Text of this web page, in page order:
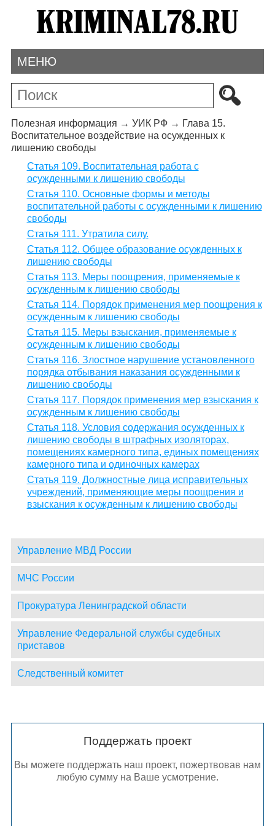
МЕНЮ
Полезная информация → УИК РФ→ Глава 15.
Воспитательное воздействие на осужденных к
лишению свободы
Статья 109. Воспитательная работа с
осужденными к лишению свободы
Статья 110. Основные формы и методы
воспитательной работы с осужденными к лишению
свободы
Статья 111. Утратила силу.
Статья 112. Общее образование осужденных к
лишению свободы
Статья 113. Меры поощрения, применяемые к
осужденным к лишению свободы
Статья 114. Порядок применения мер поощрения к
осужденным к лишению свободы
Статья 115. Меры взыскания, применяемые к
осужденным к лишению свободы
Статья 116. Злостное нарушение установленного
порядка отбывания наказания осужденными к
лишению свободы
Статья 117. Порядок применения мер взыскания к
осужденным к лишению свободы
Статья 118. Условия содержания осужденных к
лишению свободы в штрафных изоляторах,
помещениях камерного типа, единых помещениях
камерного типа и одиночных камерах
Статья 119. Должностные лица исправительных
учреждений, применяющие меры поощрения и
взыскания к осужденным к лишению свободы
Управление МВД России
МЧС России
Прокуратура Ленинградской области
Управление Федеральной службы судебных
приставов
Следственный комитет
Поддержать проект
Вы можете поддержать наш проект, пожертвовав нам
любую сумму на Ваше усмотрение.